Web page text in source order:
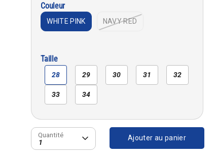
Couleur
WHITE PINK NAVY RED
Taille
28 29 30 31 32
33 34
Quantité
1
Quantité Ajouter au panier